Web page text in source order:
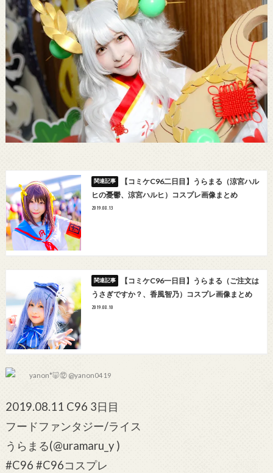
【コミケC96二日目】うらまる（涼宮ハル
ヒの憂鬱、涼宮ハルヒ）コスプレ画像まとめ
2019.08.13
【コミケC96一日目】うらまる（ご注文は
うさぎですか？、香風智乃）コスプレ画像まとめ
2019.08.10
yanon*🐷⑫ @yanon0419
2019.08.11 C96 3日目
フードファンタジー/ライス
うらまる(@uramaru_y )
#C96 #C96コスプレ